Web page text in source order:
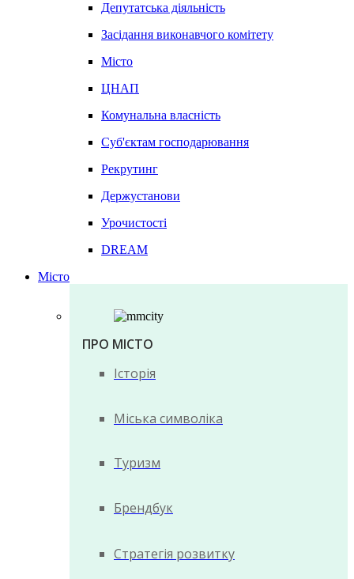
Депутатська діяльність
Засідання виконавчого комітету
Місто
ЦНАП
Комунальна власність
Суб'єктам господарювання
Рекрутинг
Держустанови
Урочистості
DREAM
Місто
ПРО МІСТО
Історія
Міська символіка
Туризм
Брендбук
Стратегія розвитку